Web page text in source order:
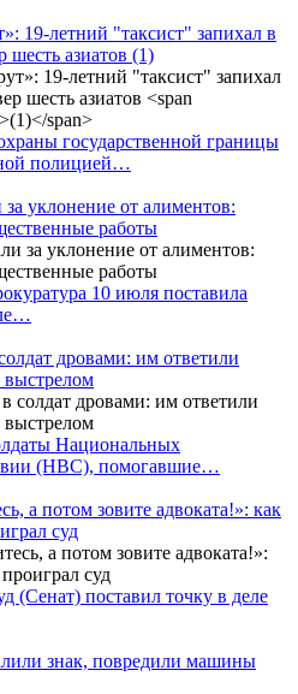
19-летний "таксист" запихал в
шесть азиатов (1)
государственной границы
полицией…
уклонение от алиментов:
работы
10 июля поставила
дровами: им ответили
выстрелом
Национальных
(НВС), помогавшие…
а потом зовите адвоката!»: как
суд
(Сенат) поставил точку в деле
знак, повредили машины